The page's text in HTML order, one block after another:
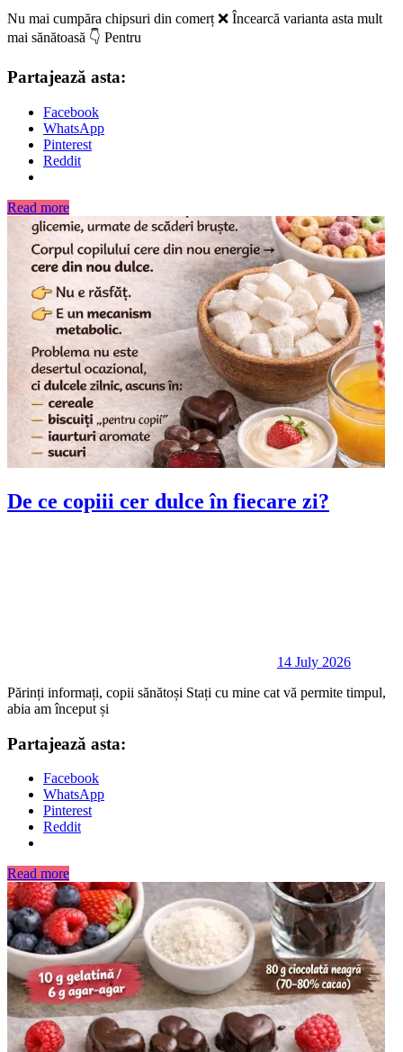
Nu mai cumpăra chipsuri din comerț ❌ Încearcă varianta asta mult
mai sănătoasă 👇 Pentru
Partajează asta:
Facebook
WhatsApp
Pinterest
Reddit
Read more
De ce copiii cer dulce în fiecare zi?
14 July 2026
Părinți informați, copii sănătoși Stați cu mine cat vă permite timpul,
abia am început și
Partajează asta:
Facebook
WhatsApp
Pinterest
Reddit
Read more